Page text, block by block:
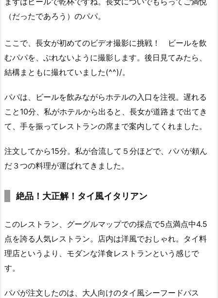
（だったであろう）のパパ。
ここで、長女が初めてのビデオ撮影に挑戦！ ビールを飲
むパパを、ぶれないように撮影します。後日見てみたら、
結構まともに撮れていました(^^)/。
パパは、ビールを飲みながらホテルの入口を注視。遅れる
こと10分、私がホテルから出ると、長女が道路まで出てき
て、手を振ってレストランの席まで案内してくれました。
注文してから15分。私が合流して５分ほどで、パパが頼ん
だ３つの料理が運ばれてきました。
絶品！大正解！タイ風イタリアン
このレストラン、グーグルマップでの採点で5点満点中4.5
点を誇る人気レストラン。店内は洋風でおしゃれ。タイ料
理店というより、モダンな洋食レストランという感じで
す。
パパが注文したのは、大人向けのタイ風シーフードパス